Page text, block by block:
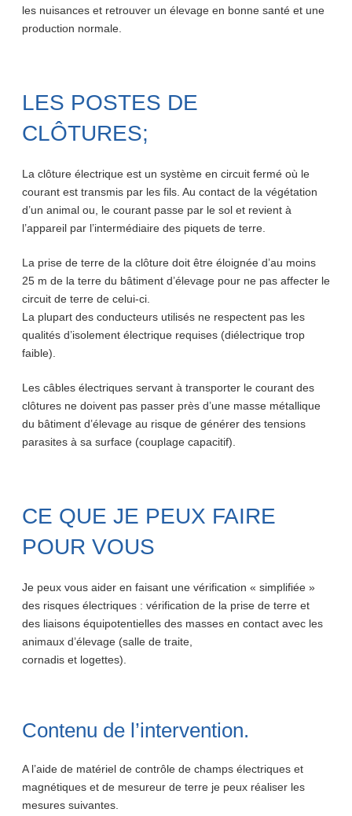
les nuisances et retrouver un élevage en bonne santé et une
production normale.
LES POSTES DE
CLÔTURES;
La clôture électrique est un système en circuit fermé où le
courant est transmis par les fils. Au contact de la végétation
d’un animal ou, le courant passe par le sol et revient à
l’appareil par l’intermédiaire des piquets de terre.
La prise de terre de la clôture doit être éloignée d’au moins
25 m de la terre du bâtiment d’élevage pour ne pas affecter le
circuit de terre de celui-ci.
La plupart des conducteurs utilisés ne respectent pas les
qualités d’isolement électrique requises (diélectrique trop
faible).
Les câbles électriques servant à transporter le courant des
clôtures ne doivent pas passer près d’une masse métallique
du bâtiment d’élevage au risque de générer des tensions
parasites à sa surface (couplage capacitif).
CE QUE JE PEUX FAIRE
POUR VOUS
Je peux vous aider en faisant une vérification « simplifiée »
des risques électriques : vérification de la prise de terre et
des liaisons équipotentielles des masses en contact avec les
animaux d’élevage (salle de traite,
cornadis et logettes).
Contenu de l’intervention.
A l’aide de matériel de contrôle de champs électriques et
magnétiques et de mesureur de terre je peux réaliser les
mesures suivantes.